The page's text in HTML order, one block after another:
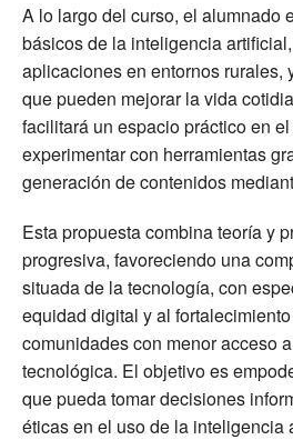
A lo largo del curso, el alumnado
básicos de la inteligencia
aplicaciones en entornos rurales,
que pueden mejorar la vida
facilitará un espacio práctico en
experimentar con herramientas
generación de contenidos
Esta propuesta combina teoría y
progresiva, favoreciendo una
situada de la tecnología, con
equidad digital y al
comunidades con menor acceso
tecnológica. El objetivo es
que pueda tomar decisiones
éticas en el uso de la inteligencia